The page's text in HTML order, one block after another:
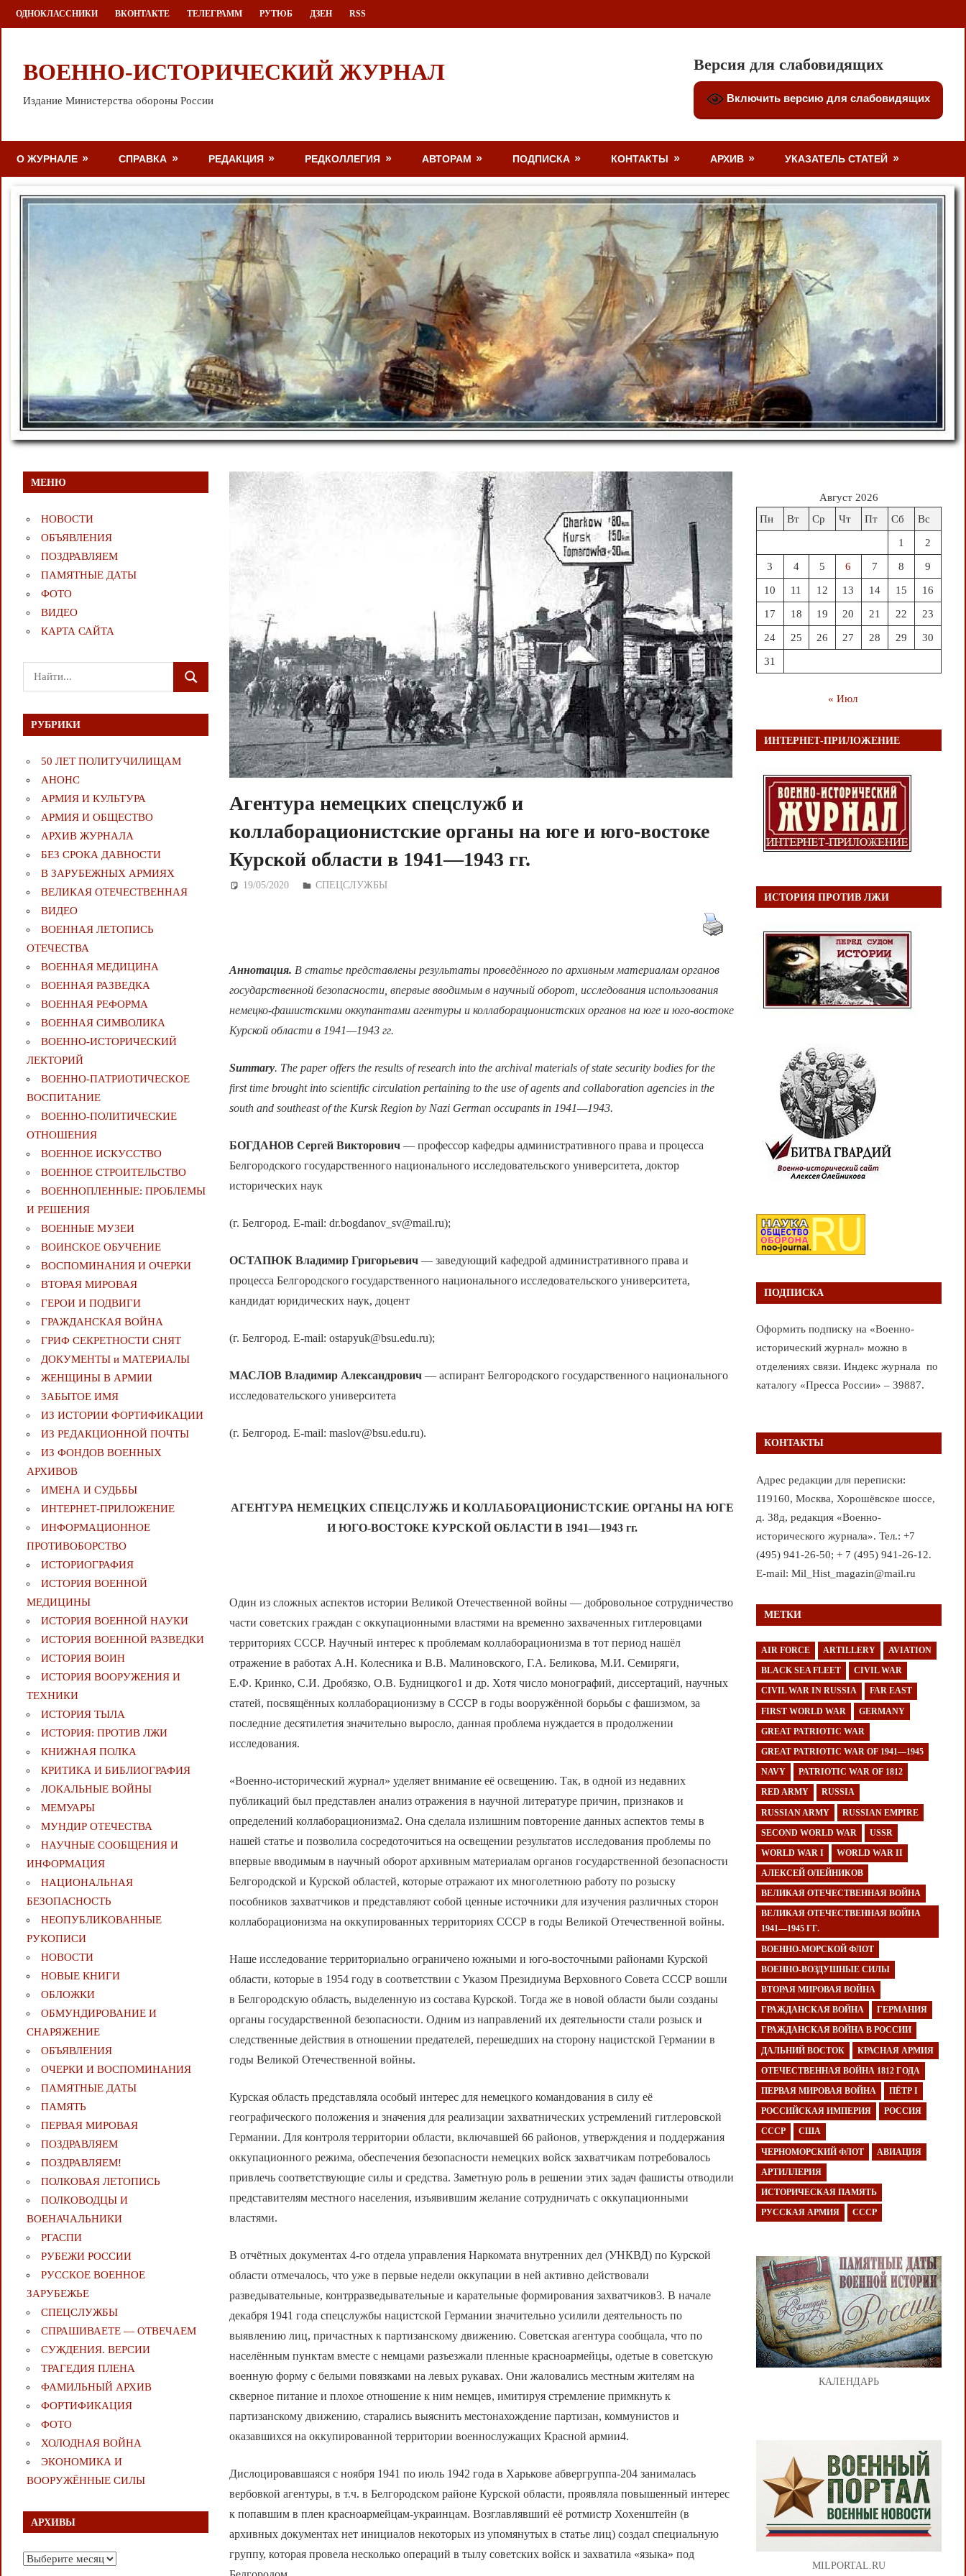
Перейти
к
ОДНОКЛАССНИКИ ВКОНТАКТЕ ТЕЛЕГРАММ РУТЮБ ДЗЕН RSS
ВОЕННО-ИСТОРИЧЕСКИЙ ЖУРНАЛ
Издание Министерства обороны России
Версия для слабовидящих
Включить версию для слабовидящих
О ЖУРНАЛЕ СПРАВКА РЕДАКЦИЯ РЕДКОЛЛЕГИЯ АВТОРАМ ПОДПИСКА КОНТАКТЫ АРХИВ УКАЗАТЕЛЬ СТАТЕЙ
Агентура немецких спецслужб и
коллаборационистские органы на юге и юго-востоке
Курской области в 1941—1943 гг.
19/05/2020 Дежурный по Редакции
СПЕЦСЛУЖБЫ
Аннотация. В статье представлены результаты проведённого по архивным материалам органов
государственной безопасности, впервые вводимым в научный оборот, исследования использования
немецко-фашистскими оккупантами агентуры и коллаборационистских органов на юге и юго-востоке
Курской области в 1941—1943 гг.
Summary. The paper offers the results of research into the archival materials of state security bodies for the
first time brought into scientific circulation pertaining to the use of agents and collaboration agencies in the
south and southeast of the Kursk Region by Nazi German occupants in 1941—1943.
БОГДАНОВ Сергей Викторович — профессор кафедры административного права и процесса
Белгородского государственного национального исследовательского университета, доктор
исторических наук
(г. Белгород. E-mail: dr.bogdanov_sv@mail.ru);
ОСТАПЮКВладимир Григорьевич — заведующий кафедрой административного права и
процесса Белгородского государственного национального исследовательского университета,
кандидат юридических наук, доцент
(г. Белгород. E-mail: ostapyuk@bsu.edu.ru);
МАСЛОВВладимир Александрович — аспирант Белгородского государственного национального
исследовательского университета
(г. Белгород. E-mail: maslov@bsu.edu.ru).
АГЕНТУРА НЕМЕЦКИХ СПЕЦСЛУЖБ И КОЛЛАБОРАЦИОНИСТСКИЕ ОРГАНЫ НА ЮГЕ
И ЮГО-ВОСТОКЕ КУРСКОЙ ОБЛАСТИ В 1941—1943 гг.
Один из сложных аспектов истории Великой Отечественной войны — добровольное сотрудничество
части советских граждан с оккупационными властями на временно захваченных гитлеровцами
территориях СССР. Научный интерес к проблемам коллаборационизма в тот период нашёл
отражение в работах А.Н. Колесника и В.В. Малиновского, Г.А. Беликова, М.И. Семиряги,
Е.Ф. Кринко, С.И. Дробязко, О.В. Будницкого1 и др. Хотя число монографий, диссертаций, научных
статей, посвящённых коллаборационизму в СССР в годы вооружённой борьбы с фашизмом, за
последние десятилетия значительно выросло, данная проблема нуждается в продолжении
исследования.
«Военно-исторический журнал» уделяет внимание её освещению. Так, в одной из недавних
публикаций был представлен анализ отражения в научной литературе причин, признаков и
определений коллаборационизма2. Она сделала излишним повторение данных аспектов темы в
нашей статье и позволила сосредоточиться на освещении результатов исследования проблемы по
впервые вводимым в научный оборот архивным материалам органов государственной безопасности
Белгородской и Курской областей, которые отражают их многолетнюю работу по розыску
пособников захватчиков и представляют собой ценные источники для изучения различных сторон
коллаборационизма на оккупированных территориях СССР в годы Великой Отечественной войны.
Наше исследование территориально ограничено южными и юго-восточными районами Курской
области, которые в 1954 году в соответствии с Указом Президиума Верховного Совета СССР вошли
в Белгородскую область, выделенную из состава Курской. Тогда же в новой области были созданы
органы государственной безопасности. Одним из направлений их деятельности стали розыск и
следственные действия в отношении предателей, перешедших на сторону нацистской Германии в
годы Великой Отечественной войны.
Курская область представляла особый интерес для немецкого командования в силу её
географического положения и значения для реализации захватнических устремлений гитлеровской
Германии. Для контроля территории области, включавшей 66 районов, утверждения и поддержания
оккупационного режима, обеспечения безопасности немецких войск захватчикам потребовалось
привлечь соответствующие силы и средства. Заметную роль в решении этих задач фашисты отводили
представителям местного населения, изъявившим желание сотрудничать с оккупационными
властями.
В отчётных документах 4-го отдела управления Наркомата внутренних дел (УНКВД) по Курской
области отмечалось, что уже в первые недели оккупации в ней активно действовали
разведывательные, контрразведывательные и карательные формирования захватчиков3. В начале
декабря 1941 года спецслужбы нацистской Германии значительно усилили деятельность по
выявлению лиц, причастных к партизанскому движению. Советская агентура сообщала, что по
населённым пунктам вместе с немцами разъезжали пленные красноармейцы, одетые в советскую
военную форму с белыми повязками на левых рукавах. Они жаловались местным жителям на
скверное питание и плохое отношение к ним немцев, имитируя стремление примкнуть к
партизанскому движению, старались выяснить местонахождение партизан, коммунистов и
оказавшихся на оккупированной территории военнослужащих Красной армии4.
Дислоцировавшаяся с ноября 1941 по июль 1942 года в Харькове абвергруппа-204 занималась
вербовкой агентуры, в т.ч. в Белгородском районе Курской области, проявляла повышенный интерес
к попавшим в плен красноармейцам-украинцам. Возглавлявший её ротмистр Хохенштейн (в
архивных документах нет инициалов некоторых из упомянутых в статье лиц) создал специальную
группу, которая провела несколько операций в тылу советских войск и захватила «языка» под
МЕНЮ
НОВОСТИ
ОБЪЯВЛЕНИЯ
ПОЗДРАВЛЯЕМ
ПАМЯТНЫЕ ДАТЫ
ФОТО
ВИДЕО
КАРТА САЙТА
Поиск
для:
ПОИСК
РУБРИКИ
50 ЛЕТ ПОЛИТУЧИЛИЩАМ
АНОНС
АРМИЯ И КУЛЬТУРА
АРМИЯ И ОБЩЕСТВО
АРХИВ ЖУРНАЛА
БЕЗ СРОКА ДАВНОСТИ
В ЗАРУБЕЖНЫХ АРМИЯХ
ВЕЛИКАЯ ОТЕЧЕСТВЕННАЯ
ВИДЕО
ВОЕННАЯ ЛЕТОПИСЬ
ОТЕЧЕСТВА
ВОЕННАЯ МЕДИЦИНА
ВОЕННАЯ РАЗВЕДКА
ВОЕННАЯ РЕФОРМА
ВОЕННАЯ СИМВОЛИКА
ВОЕННО-ИСТОРИЧЕСКИЙ
ЛЕКТОРИЙ
ВОЕННО-ПАТРИОТИЧЕСКОЕ
ВОСПИТАНИЕ
ВОЕННО-ПОЛИТИЧЕСКИE
ОТНОШЕНИЯ
ВОЕННОЕ ИСКУССТВО
ВОЕННОЕ СТРОИТЕЛЬСТВО
ВОЕННОПЛЕННЫЕ: ПРОБЛЕМЫ
И РЕШЕНИЯ
ВОЕННЫЕ МУЗЕИ
ВОИНСКОЕ ОБУЧЕНИЕ
ВОСПОМИНАНИЯ И ОЧЕРКИ
ВТОРАЯ МИРОВАЯ
ГЕРОИ И ПОДВИГИ
ГРАЖДАНСКАЯ ВОЙНА
ГРИФ СЕКРЕТНОСТИ СНЯТ
ДОКУМЕНТЫ и МАТЕРИАЛЫ
ЖЕНЩИНЫ В АРМИИ
ЗАБЫТОЕ ИМЯ
ИЗ ИСТОРИИ ФОРТИФИКАЦИИ
ИЗ РЕДАКЦИОННОЙ ПОЧТЫ
ИЗ ФОНДОВ ВОЕННЫХ
АРХИВОВ
ИМЕНА И СУДЬБЫ
ИНТЕРНЕТ-ПРИЛОЖЕНИЕ
ИНФОРМАЦИОННОЕ
ПРОТИВОБОРСТВО
ИСТОРИОГРАФИЯ
ИСТОРИЯ ВОЕННОЙ
МЕДИЦИНЫ
ИСТОРИЯ ВОЕННОЙ НАУКИ
ИСТОРИЯ ВОЕННОЙ РАЗВЕДКИ
ИСТОРИЯ ВОИН
ИСТОРИЯ ВООРУЖЕНИЯ И
ТЕХНИКИ
ИСТОРИЯ ТЫЛА
ИСТОРИЯ: ПРОТИВ ЛЖИ
КНИЖНАЯ ПОЛКА
КРИТИКА И БИБЛИОГРАФИЯ
ЛОКАЛЬНЫЕ ВОЙНЫ
МЕМУАРЫ
МУНДИР ОТЕЧЕСТВА
НАУЧНЫЕ СООБЩЕНИЯ И
ИНФОРМАЦИЯ
НАЦИОНАЛЬНАЯ
БЕЗОПАСНОСТЬ
НЕОПУБЛИКОВАННЫЕ
РУКОПИСИ
НОВОСТИ
НОВЫЕ КНИГИ
ОБЛОЖКИ
ОБМУНДИРОВАНИЕ И
СНАРЯЖЕНИЕ
ОБЪЯВЛЕНИЯ
ОЧЕРКИ И ВОСПОМИНАНИЯ
ПАМЯТНЫЕ ДАТЫ
ПАМЯТЬ
ПЕРВАЯ МИРОВАЯ
ПОЗДРАВЛЯЕМ
ПОЗДРАВЛЯЕМ!
ПОЛКОВАЯ ЛЕТОПИСЬ
ПОЛКОВОДЦЫ И
ВОЕНАЧАЛЬНИКИ
РГАСПИ
РУБЕЖИ РОССИИ
РУССКОЕ ВОЕННОЕ
ЗАРУБЕЖЬЕ
СПЕЦСЛУЖБЫ
СПРАШИВАЕТЕ — ОТВЕЧАЕМ
СУЖДЕНИЯ. ВЕРСИИ
ТРАГЕДИЯ ПЛЕНА
ФАМИЛЬНЫЙ АРХИВ
ФОРТИФИКАЦИЯ
ФОТО
ХОЛОДНАЯ ВОЙНА
ЭКОНОМИКА И
ВООРУЖЁННЫЕ СИЛЫ
АРХИВЫ
Архивы
Август 2026
Пн
Вт Ср Чт Пт Сб Вс
1 2
3 4 5 6 7 8 9
10 11 12 13 14 15 16
17 18 19 20 21 22 23
24 25 26 27 28 29 30
31
« Июл
ИНТЕРНЕТ-ПРИЛОЖЕНИЕ
ИСТОРИЯ ПРОТИВ ЛЖИ
ПОДПИСКА
Оформить подписку на «Военно-
исторический журнал» можно в
отделениях связи. Индекс журнала по
каталогу «Пресса России» – 39887.
КОНТАКТЫ
Адрес редакции для переписки:
119160, Москва, Хорошёвское шоссе,
д. 38д, редакция «Военно-
исторического журнала». Тел.: +7
(495) 941-26-50; + 7 (495) 941-26-12.
E-mail: Mil_Hist_magazin@mail.ru
МЕТКИ
AIR FORCE ARTILLERY AVIATION
BLACK SEA FLEET CIVIL WAR
CIVIL WAR IN RUSSIA FAR EAST
FIRST WORLD WAR GERMANY
GREAT PATRIOTIC WAR
GREAT PATRIOTIC WAR OF 1941—1945
NAVY PATRIOTIC WAR OF 1812
RED ARMY RUSSIA
RUSSIAN ARMY RUSSIAN EMPIRE
SECOND WORLD WAR USSR
WORLD WAR I WORLD WAR II
АЛЕКСЕЙ ОЛЕЙНИКОВ
ВЕЛИКАЯ ОТЕЧЕСТВЕННАЯ ВОЙНА
ВЕЛИКАЯ ОТЕЧЕСТВЕННАЯ ВОЙНА
1941—1945 ГГ.
ВОЕННО-МОРСКОЙ ФЛОТ
ВОЕННО-ВОЗДУШНЫЕ СИЛЫ
ВТОРАЯ МИРОВАЯ ВОЙНА
ГРАЖДАНСКАЯ ВОЙНА ГЕРМАНИЯ
ГРАЖДАНСКАЯ ВОЙНА В РОССИИ
ДАЛЬНИЙ ВОСТОК КРАСНАЯ АРМИЯ
ОТЕЧЕСТВЕННАЯ ВОЙНА 1812 ГОДА
ПЕРВАЯ МИРОВАЯ ВОЙНА ПЁТР I
РОССИЙСКАЯ ИМПЕРИЯ РОССИЯ
СССР США
ЧЕРНОМОРСКИЙ ФЛОТ АВИАЦИЯ
АРТИЛЛЕРИЯ
ИСТОРИЧЕСКАЯ ПАМЯТЬ
РУССКАЯ АРМИЯ СССР
КАЛЕНДАРЬ
MILPORTAL.RU